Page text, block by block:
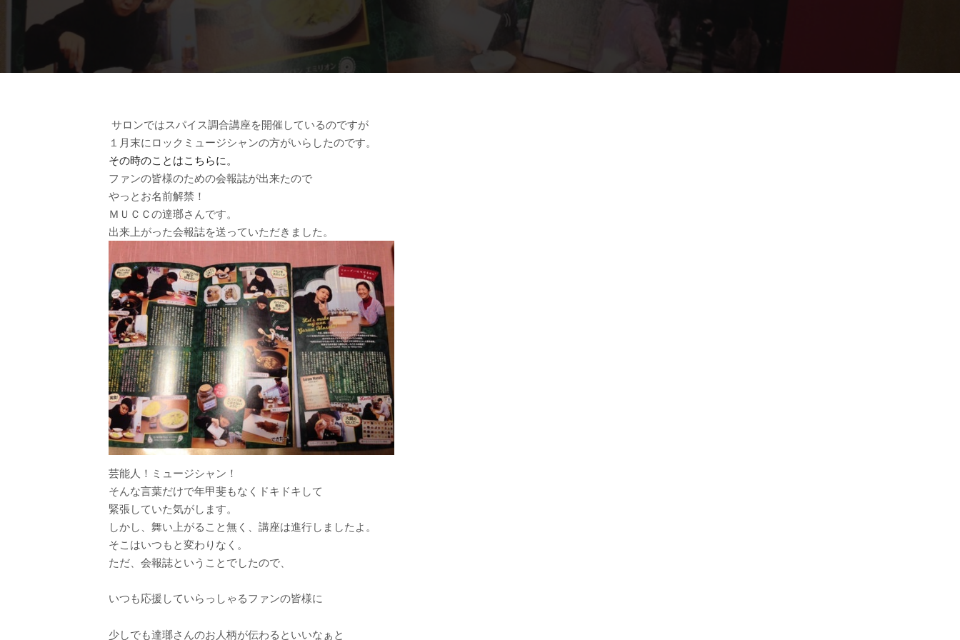
サロンではスパイス調合講座を開催しているのですが
１月末にロックミュージシャンの方がいらしたのです。
その時のことはこちらに。
ファンの皆様のための会報誌が出来たので
やっとお名前解禁！
ＭＵＣＣの達瑯さんです。
出来上がった会報誌を送っていただきました。
芸能人！ミュージシャン！
そんな言葉だけで年甲斐もなくドキドキして
緊張していた気がします。
しかし、舞い上がること無く、講座は進行しましたよ。
そこはいつもと変わりなく。
ただ、会報誌ということでしたので、
いつも応援していらっしゃるファンの皆様に
少しでも達瑯さんのお人柄が伝わるといいなぁと